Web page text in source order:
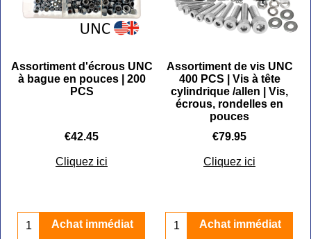
Assortiment d'écrous UNC
à bague en pouces | 200
PCS
€42.45
Cliquez ici
Achat immédiat
Assortiment de vis UNC
400 PCS | Vis à tête
cylindrique /allen | Vis,
écrous, rondelles en
pouces
€79.95
Cliquez ici
Achat immédiat